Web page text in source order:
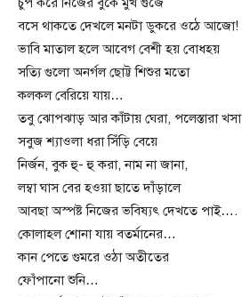
বসে থাকতে দেখলে মনটা ডুকরে ওঠে আজো!
ভাবি মাতাল হলে আবেগ বেশী হয় বোধহয়
সত্যি গুলো অনর্গল ছোট্ট শিশুর মতো
কলকল বেরিয়ে যায়…
তবু ঝোপঝাড় আর কাঁটায় ঘেরা, পলেস্তারা খসা
সবুজ শ্যাওলা ধরা সিঁড়ি বেয়ে
নির্জন, বুক হু- হু করা, নাম না জানা,
লম্বা ঘাস বের হওয়া ছাতে দাঁড়ালে
আবছা অস্পষ্ট নিজের ভবিষ্যৎ দেখতে পাই….
কোলাহল শোনা যায় বতর্মানের…
কান পেতে গুমরে ওঠা অতীতের
ফোঁপানো শুনি…